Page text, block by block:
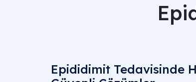
Epididimit Tedavisinde